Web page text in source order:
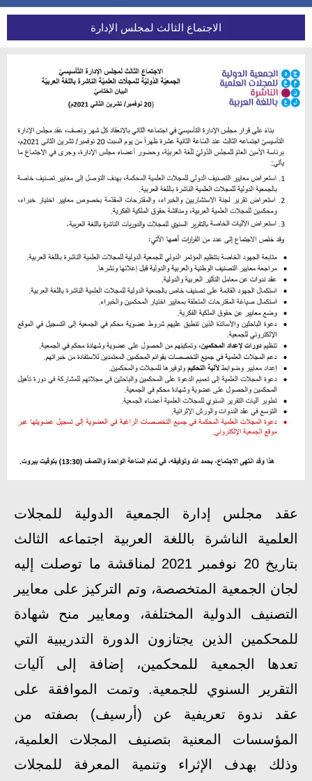
الاجتماع الثالث لمجلس الإدارة
عقد مجلس إدارة الجمعية الدولية للمجلات
العلمية الناشرة باللغة العربية اجتماعه الثالث
بتاريخ 20 نوفمبر 2021 لمناقشة ما توصلت إليه
لجان الجمعية المتخصصة، وتم التركيز على معايير
التصنيف الدولية المختلفة، ومعايير منح شهادة
للمحكمين الذين يجتازون الدورة التدريبية التي
تعدها الجمعية للمحكمين، إضافة إلى آليات
التقرير السنوي للجمعية. وتمت الموافقة على
عقد ندوة تعريفية عن (أرسيف) بصفته من
المؤسسات المعنية بتصنيف المجلات العلمية،
وذلك بهدف الإثراء وتنمية المعرفة للمجلات